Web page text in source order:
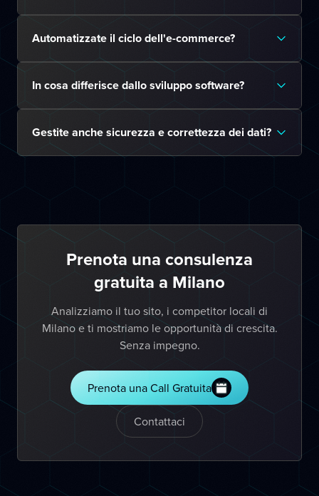
Automatizzate il ciclo dell'e-commerce?
In cosa differisce dallo sviluppo software?
Gestite anche sicurezza e correttezza dei dati?
Prenota una consulenza
gratuita a Milano
Analizziamo il tuo sito, i competitor locali di
Milano e ti mostriamo le opportunità di crescita.
Senza impegno.
Prenota una Call Gratuita
Contattaci